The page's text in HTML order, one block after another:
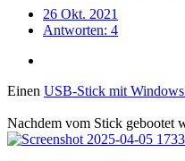
26 Okt. 2021
Antworten: 4
Einen USB-Stick mit
Nachdem vom Stick gebootet